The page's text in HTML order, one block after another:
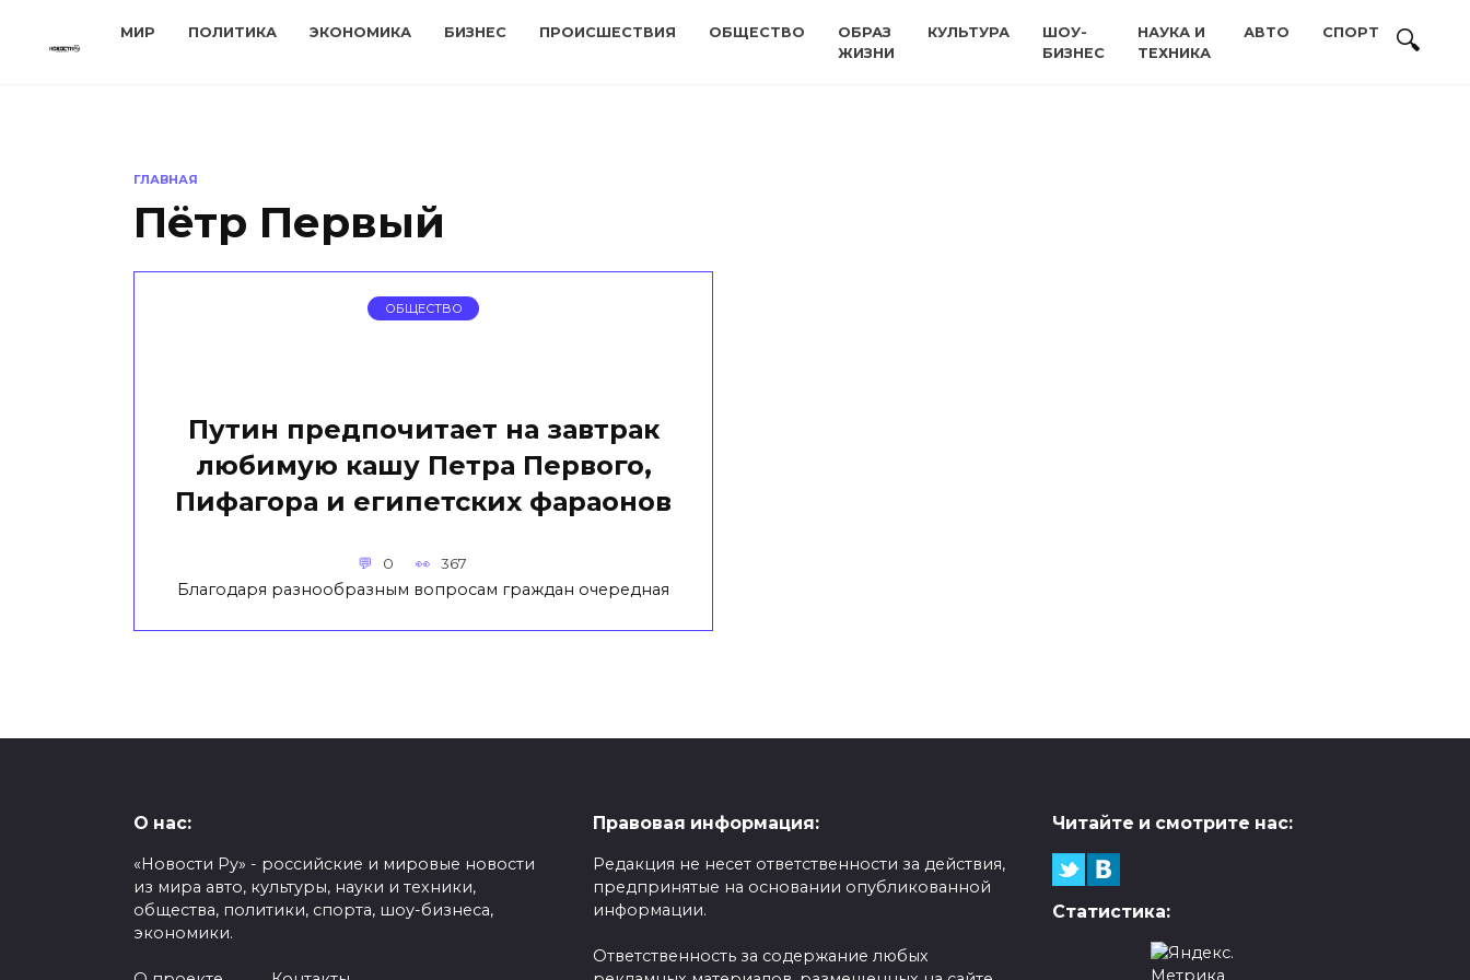
МИР ПОЛИТИКА ЭКОНОМИКА БИЗНЕС ПРОИСШЕСТВИЯ ОБЩЕСТВО
ОБРАЗ
ЖИЗНИ
КУЛЬТУРА
ШОУ-
БИЗНЕС
НАУКА И
ТЕХНИКА
АВТО СПОРТ
ГЛАВНАЯ
Пётр Первый
ОБЩЕСТВО
Путин предпочитает на завтрак
любимую кашу Петра Первого,
Пифагора и египетских фараонов
0 367
Благодаря разнообразным вопросам граждан очередная
О нас:
«Новости Ру» - российские и мировые новости
из мира авто, культуры, науки и техники,
общества, политики, спорта, шоу-бизнеса,
экономики.
Правовая информация:
Редакция не несет ответственности за действия,
предпринятые на основании опубликованной
информации.
Ответственность за содержание любых
Читайте и смотрите нас:
Статистика: